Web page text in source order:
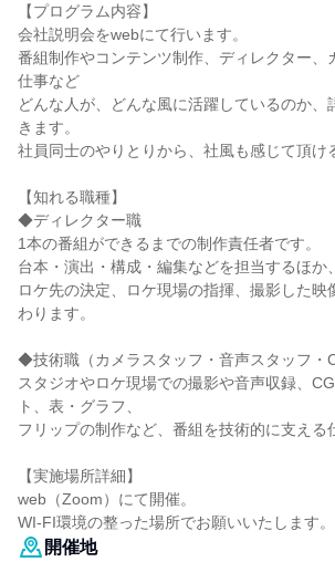
【プログラム内容】
会社説明会をwebにて行います。
番組制作やコンテンツ制作、ディレクター、
仕事など
どんな人が、どんな風に活躍しているのか、
きます。
社員同士のやりとりから、社風も感じて頂け
【知れる職種】
◆ディレクター職
1本の番組ができるまでの制作責任者です。
台本・演出・構成・編集などを担当するほか、
ロケ先の決定、ロケ現場の指揮、撮影した映
わります。
◆技術職（カメラスタッフ・音声スタッフ・
スタジオやロケ現場での撮影や音声収録、
ト、表・グラフ、
フリップの制作など、番組を技術的に支える
【実施場所詳細】
web（Zoom）にて開催。
WI-FI環境の整った場所でお願いいたします。
開催地